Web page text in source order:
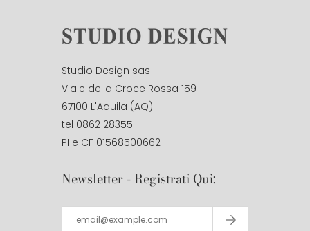
Studio Design sas
Viale della Croce Rossa 159
67100 L'Aquila (AQ)
tel 0862 28355
PI e CF 01568500662
Newsletter - Registrati Qui: